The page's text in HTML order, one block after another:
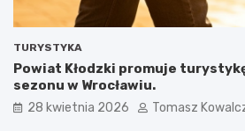
TURYSTYKA
Powiat Kłodzki promuje
sezonu w Wrocławiu.
28 kwietnia 2026 Tomasz